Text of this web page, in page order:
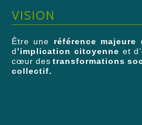
VISION
Être une référence majeure
d’implication citoyenne et
cœur des transformations
collectif.